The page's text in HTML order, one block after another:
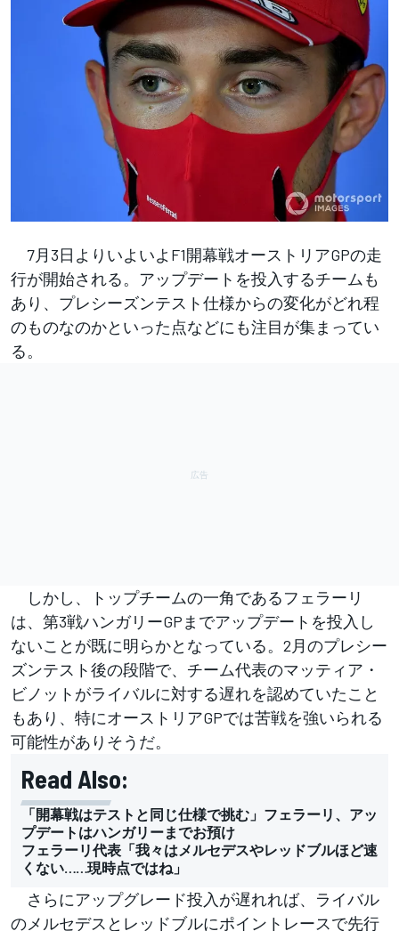
7月3日よりいよいよF1開幕戦オーストリアGPの走
行が開始される。アップデートを投入するチームも
あり、プレシーズンテスト仕様からの変化がどれ程
のものなのかといった点などにも注目が集まってい
る。
しかし、トップチームの一角であるフェラーリ
は、第3戦ハンガリーGPまでアップデートを投入し
ないことが既に明らかとなっている。2月のプレシー
ズンテスト後の段階で、チーム代表のマッティア・
ビノットがライバルに対する遅れを認めていたこと
もあり、特にオーストリアGPでは苦戦を強いられる
可能性がありそうだ。
Read Also:
「開幕戦はテストと同じ仕様で挑む」フェラーリ、アッ
プデートはハンガリーまでお預け
フェラーリ代表「我々はメルセデスやレッドブルほど速
くない……現時点ではね」
さらにアップグレード投入が遅れれば、ライバル
のメルセデスとレッドブルにポイントレースで先行